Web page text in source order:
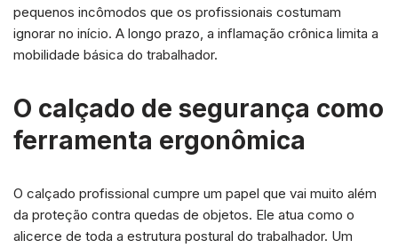
pequenos incômodos que os profissionais costumam
ignorar no início. A longo prazo, a inflamação crônica limita a
mobilidade básica do trabalhador.
O calçado de segurança como
ferramenta ergonômica
O calçado profissional cumpre um papel que vai muito além
da proteção contra quedas de objetos. Ele atua como o
alicerce de toda a estrutura postural do trabalhador. Um